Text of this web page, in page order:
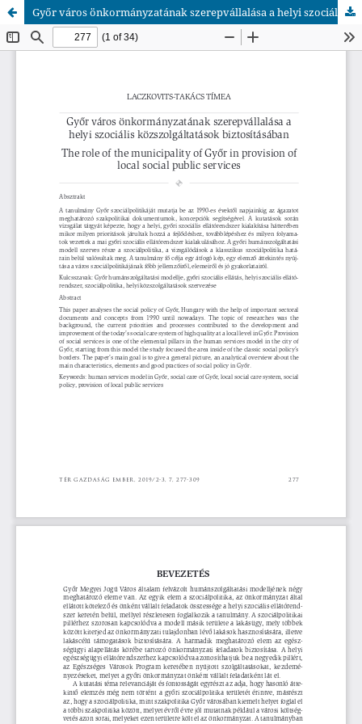
Győr város önkormányzatának szerepvállalása a helyi szociális közszolgáltatások biztosításában